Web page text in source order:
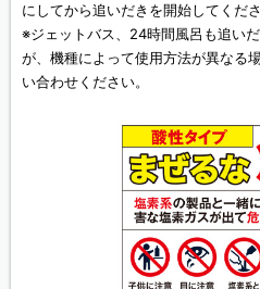
にしてから追いだきを開始してくださ
※ジェットバス、24時間風呂も追い
が、機種によって使用方法が異なる
い合わせください。